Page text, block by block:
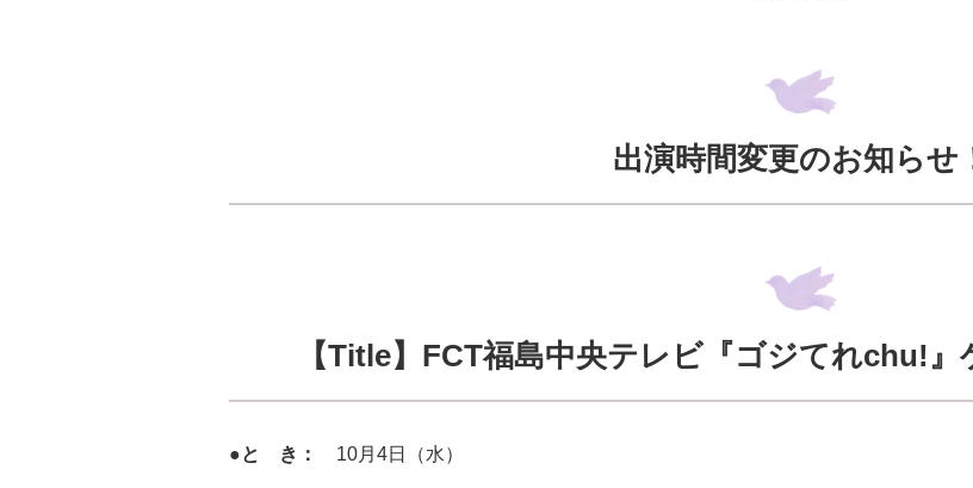
出演時間変更のお知らせ
【Title】FCT福島中央テレビ『ゴジてれchu!』
●と き： 10月4日（水）